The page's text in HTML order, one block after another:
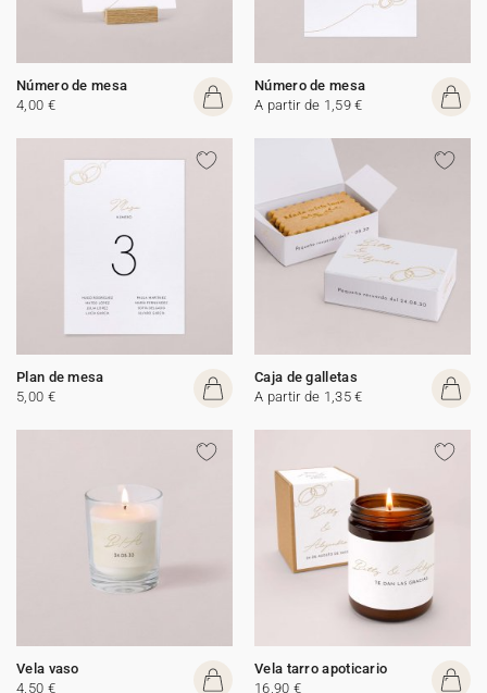
Número de mesa
4,00 €
Número de mesa
A partir de 1,59 €
Plan de mesa
5,00 €
Caja de galletas
A partir de 1,35 €
Vela vaso
4,50 €
Vela tarro apoticario
16,90 €